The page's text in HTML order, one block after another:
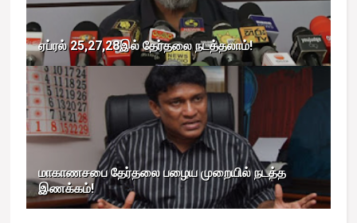
ஏப்ரல் 25,27,28இல் தேர்தலை நடத்தலாம்!
மாகாணசபை தேர்தலை பழைய முறையில் நடத்த
இணக்கம்!